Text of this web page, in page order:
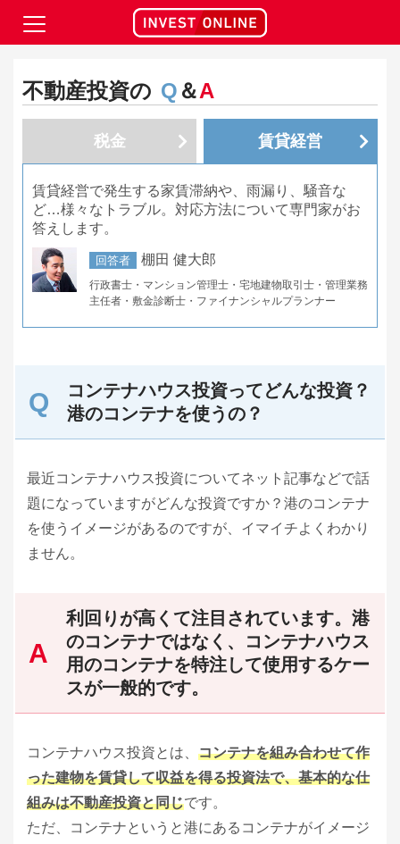
不動産投資の Q ＆A
税金 賃貸経営
賃貸経営で発生する家賃滞納や、雨漏り、騒音な
ど…様々なトラブル。対応方法について専門家がお
答えします。
回答者 棚田 健大郎
行政書士・マンション管理士・宅地建物取引士・管理業務
主任者・敷金診断士・ファイナンシャルプランナー
コンテナハウス投資ってどんな投資？
港のコンテナを使うの？
最近コンテナハウス投資についてネット記事などで話
題になっていますがどんな投資ですか？港のコンテナ
を使うイメージがあるのですが、イマイチよくわかり
ません。
利回りが高くて注目されています。港
のコンテナではなく、コンテナハウス
用のコンテナを特注して使用するケー
スが一般的です。
コンテナハウス投資とは、 コンテナを組み合わせて作
った建物を賃貸して収益を得る投資法で、基本的な仕
組みは不動産投資と同じです。
ただ、コンテナというと港にあるコンテナがイメージ